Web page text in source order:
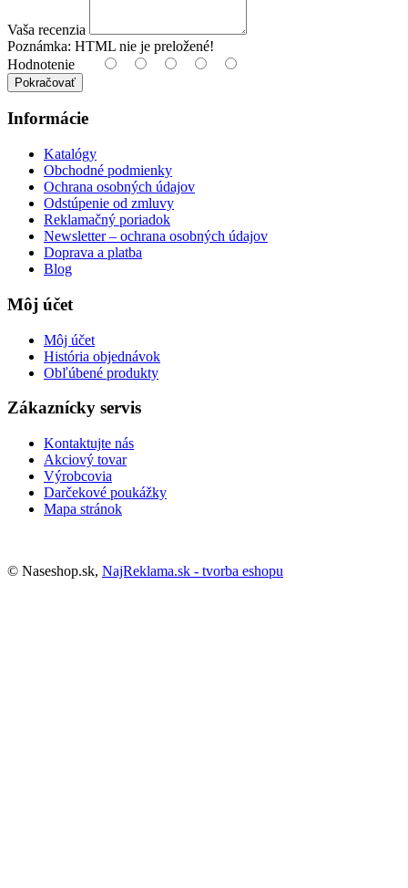
Vaša recenzia
Poznámka: HTML nie je preložené!
Hodnotenie
Pokračovať
Informácie
Katalógy
Obchodné podmienky
Ochrana osobných údajov
Odstúpenie od zmluvy
Reklamačný poriadok
Newsletter – ochrana osobných údajov
Doprava a platba
Blog
Môj účet
Môj účet
História objednávok
Obľúbené produkty
Zákaznícky servis
Kontaktujte nás
Akciový tovar
Výrobcovia
Darčekové poukážky
Mapa stránok
© Naseshop.sk, NajReklama.sk - tvorba eshopu